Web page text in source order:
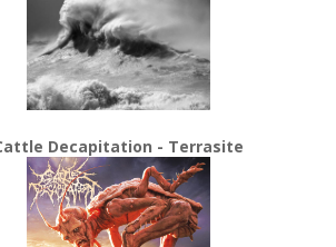
Decapitation - Terrasite